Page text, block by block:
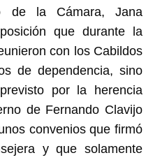
de la Cámara, Jana
que durante la
con los Cabildos
de dependencia, sino
por la herencia
de Fernando Clavijo
convenios que firmó
y que solamente